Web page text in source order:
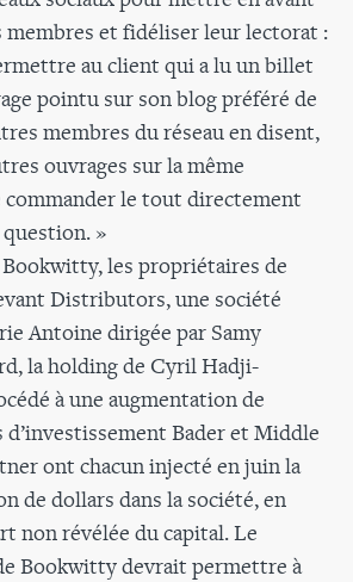
membres et fidéliser leur lectorat :
au client qui a lu un billet
pointu sur son blog préféré de
membres du réseau en disent,
ouvrages sur la même
le tout directement
»
les propriétaires de
Distributors, une société
Antoine dirigée par Samy
la holding de Cyril Hadji-
à une augmentation de
Bader et Middle
ont chacun injecté en juin la
de dollars dans la société, en
non révélée du capital. Le
Bookwitty devrait permettre à